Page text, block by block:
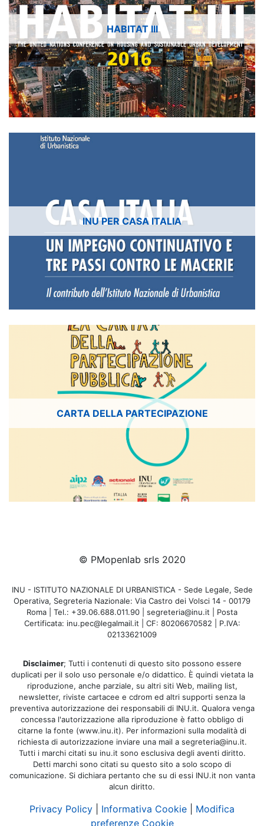
HABITAT III
INU PER CASA ITALIA
CARTA DELLA PARTECIPAZIONE
© PMopenlab srls 2020
INU - ISTITUTO NAZIONALE DI URBANISTICA - Sede Legale, Sede
Operativa, Segreteria Nazionale: Via Castro dei Volsci 14 - 00179
Roma | Tel.: +39.06.688.011.90 | segreteria@inu.it | Posta
Certificata: inu.pec@legalmail.it | CF: 80206670582 | P.IVA:
02133621009
Disclaimer; Tutti i contenuti di questo sito possono essere
duplicati per il solo uso personale e/o didattico. È quindi vietata la
riproduzione, anche parziale, su altri siti Web, mailing list,
newsletter, riviste cartacee e cdrom ed altri supporti senza la
preventiva autorizzazione dei responsabili di INU.it. Qualora venga
concessa l'autorizzazione alla riproduzione è fatto obbligo di
citarne la fonte (www.inu.it). Per informazioni sulla modalità di
richiesta di autorizzazione inviare una mail a segreteria@inu.it.
Tutti i marchi citati su inu.it sono esclusiva degli aventi diritto.
Detti marchi sono citati su questo sito a solo scopo di
comunicazione. Si dichiara pertanto che su di essi INU.it non vanta
alcun diritto.
Privacy Policy Informativa Cookie
Modifica
preferenze Cookie